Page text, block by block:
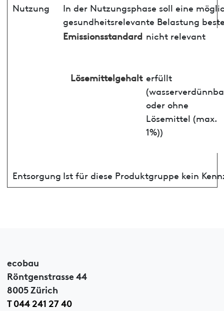
Nutzung
In der Nutzungsphase soll eine
gesundheitsrelevante Belastung
Emissionsstandard nicht relevant
Lösemittelgehalt erfüllt
oder ohne
Lösemittel (max.
1%))
Entsorgung Ist für diese Produktgruppe kein
ecobau
Röntgenstrasse 44
8005 Zürich
T 044 241 27 40